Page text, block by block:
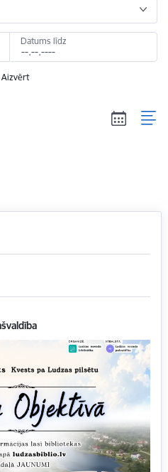
Datums līdz
Aizvērt